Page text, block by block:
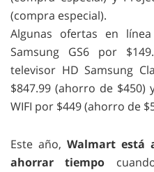
(compra especial).
Algunas ofertas en
Samsung GS6 por
televisor HD Samsung
$847.99 (ahorro de $450)
WIFI por $449 (ahorro de
Este año, Walmart está
ahorrar tiempo